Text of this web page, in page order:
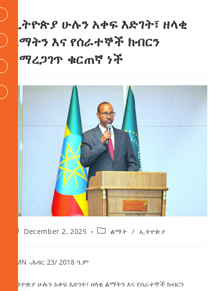
ኢትዮጵያ ሁሉን አቀፍ እድገት፣ ዘላቂ
ልማትን እና የሰራተኞች ክብርን
ለማረጋገጥ ቁርጠኛ ነች
December 2, 2025 ልማት / ኢትዮጵያ
AMN -ሕዳር 23/ 2018 ዓ.ም
ኢትዮጵያ ሁሉን አቀፍ እድገት፣ ዘላቂ ልማትን እና የሰራተኞች ክብርን